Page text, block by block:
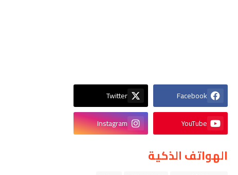
Facebook
Twitter
YouTube
Instagram
الهواتف الذكية